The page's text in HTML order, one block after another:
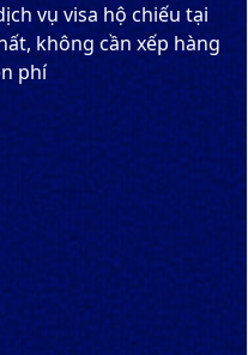
vụ visa hộ chiếu tại
không cần xếp hàng
phí